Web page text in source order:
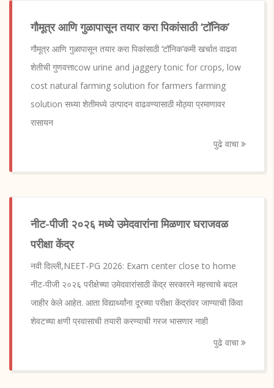
गौमूत्र आणि गुळापासून तयार करा पिकांसाठी ‘टॉनिक’
गौमूत्र आणि गुळापासून तयार करा पिकांसाठी ‘टॉनिक’कमी खर्चात वाढवा
शेतीची गुणवत्ताcow urine and jaggery tonic for crops, low
cost natural farming solution for farmers farming
solution सध्या शेतीमध्ये उत्पादन वाढवण्यासाठी मोठ्या प्रमाणावर
रासायन
पुढे वाचा
नीट-पीजी २०२६ मध्ये उमेदवारांना मिळणार घराजवळ
परीक्षा केंद्र
नवी दिल्ली,NEET-PG 2026: Exam center close to home
नीट-पीजी २०२६ परीक्षेच्या उमेदवारांसाठी केंद्र सरकारने महत्त्वाचे बदल
जाहीर केले आहेत. आता विद्यार्थ्यांना दूरच्या परीक्षा केंद्रांवर जाण्याची किंवा
शेवटच्या क्षणी प्रवासाची तयारी करण्याची गरज भासणार नाही
पुढे वाचा